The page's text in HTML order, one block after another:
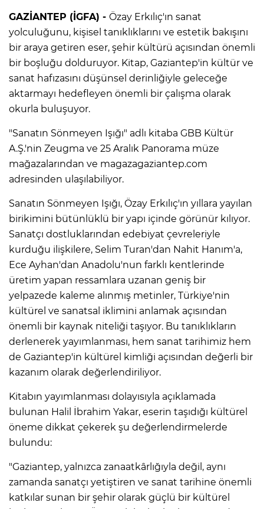
GAZİANTEP (İGFA) - Özay Erkılıç'ın sanat
yolculuğunu, kişisel tanıklıklarını ve estetik bakışını
bir araya getiren eser, şehir kültürü açısından önemli
bir boşluğu dolduruyor. Kitap, Gaziantep'in kültür ve
sanat hafızasını düşünsel derinliğiyle geleceğe
aktarmayı hedefleyen önemli bir çalışma olarak
okurla buluşuyor.
"Sanatın Sönmeyen Işığı" adlı kitaba GBB Kültür
A.Ş.'nin Zeugma ve 25 Aralık Panorama müze
mağazalarından ve magazagaziantep.com
adresinden ulaşılabiliyor.
Sanatın Sönmeyen Işığı, Özay Erkılıç'ın yıllara yayılan
birikimini bütünlüklü bir yapı içinde görünür kılıyor.
Sanatçı dostluklarından edebiyat çevreleriyle
kurduğu ilişkilere, Selim Turan'dan Nahit Hanım'a,
Ece Ayhan'dan Anadolu'nun farklı kentlerinde
üretim yapan ressamlara uzanan geniş bir
yelpazede kaleme alınmış metinler, Türkiye'nin
kültürel ve sanatsal iklimini anlamak açısından
önemli bir kaynak niteliği taşıyor. Bu tanıklıkların
derlenerek yayımlanması, hem sanat tarihimiz hem
de Gaziantep'in kültürel kimliği açısından değerli bir
kazanım olarak değerlendiriliyor.
Kitabın yayımlanması dolayısıyla açıklamada
bulunan Halil İbrahim Yakar, eserin taşıdığı kültürel
öneme dikkat çekerek şu değerlendirmelerde
bulundu:
"Gaziantep, yalnızca zanaatkârlığıyla değil, aynı
zamanda sanatçı yetiştiren ve sanat tarihine önemli
katkılar sunan bir şehir olarak güçlü bir kültürel